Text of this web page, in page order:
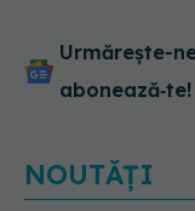
Urmărește-
abonează‑te!
NOUTĂȚI